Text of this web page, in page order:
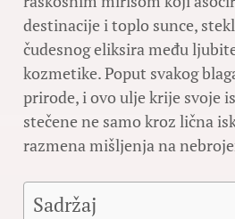
destinacije i toplo sunce,
čudesnog eliksira među
kozmetike. Poput svakog
prirode, i ovo ulje krije svoje
stečene ne samo kroz lična
razmena mišljenja na
Sadržaj